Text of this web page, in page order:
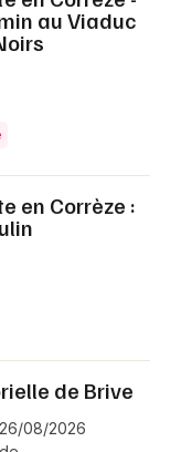
au Viaduc
en Corrèze :
de Brive
08/2026